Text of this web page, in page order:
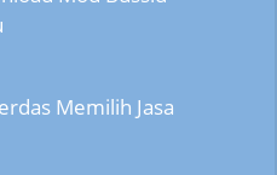
Memilih Jasa